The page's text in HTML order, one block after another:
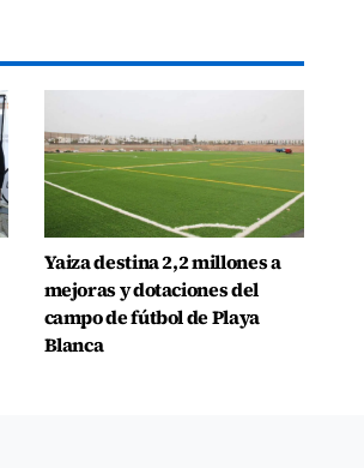
Yaiza destina 2,2 millones a
mejoras y dotaciones del
campo de fútbol de Playa
Blanca